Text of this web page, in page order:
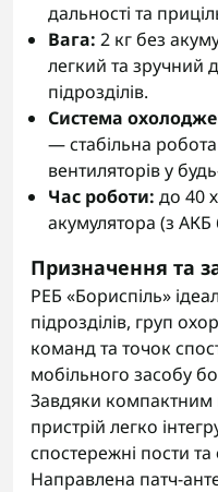
дальності та
Вага: 2 кг без
легкий та зручний
підрозділів.
Система
— стабільна
вентиляторів у
Час роботи: до 40
акумулятора (з АКБ
Призначення та
РЕБ «Бориспіль»
підрозділів, груп
команд та точок
мобільного засобу
Завдяки компактним
пристрій легко
спостережні пости
Направлена патч-